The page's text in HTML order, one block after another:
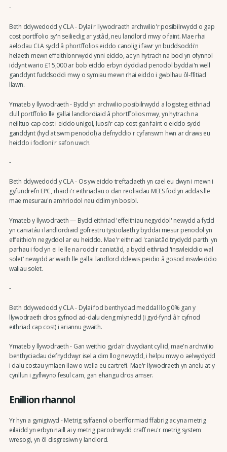
-
Beth ddywedodd y CLA - Dylai'r llywodraeth archwilio'r posibilrwydd o gap
cost portffolio sy'n seiliedig ar ystâd, neu landlord mwy o faint. Mae rhai
aelodau CLA sydd â phortffolios eiddo canolig i fawr yn buddsoddi'n
helaeth mewn effeithlonrwydd ynni eiddo, ac yn hytrach na bod yn ofynnol
iddynt wario £15,000 ar bob eiddo erbyn dyddiad penodol byddai'n well
ganddynt fuddsoddi mwy o symiau mewn rhai eiddo i gwblhau ôl-ffitiad
llawn.
Ymateb y llywodraeth - Bydd yn archwilio posibilrwydd a logisteg eithriad
dull portffolio lle gallai landlordiaid â phortffolios mwy, yn hytrach na
neilltuo cap cost i eiddo unigol, luosi'r cap cost gan faint o eiddo sydd
ganddynt (hyd at swm penodol) a defnyddio'r cyfanswm hwn ar draws eu
heiddo i fodloni'r safon uwch.
-
Beth ddywedodd y CLA - Os yw eiddo treftadaeth yn cael eu dwyn i mewn i
gyfundrefn EPC, rhaid i'r eithriadau o dan reoliadau MEES fod yn addas lle
mae mesurau'n amhriodol neu ddim yn bosibl.
Ymateb y llywodraeth — Bydd eithriad 'effeithiau negyddol' newydd a fydd
yn caniatáu i landlordiaid gofrestru tystiolaeth y byddai mesur penodol yn
effeithio'n negyddol ar eu heiddo. Mae'r eithriad 'caniatâd trydydd parth' yn
parhau i fod yn ei le lle na roddir caniatâd, a bydd eithriad 'inswleiddio wal
solet' newydd ar waith lle gallai landlord ddewis peidio â gosod inswleiddio
waliau solet.
-
Beth ddywedodd y CLA - Dylai fod benthyciad meddal llog 0% gan y
llywodraeth dros gyfnod ad-dalu deng mlynedd (i gyd-fynd â'r cyfnod
eithriad cap cost) i ariannu gwaith.
Ymateb y llywodraeth - Gan weithio gyda'r diwydiant cyllid, mae'n archwilio
benthyciadau defnyddwyr isel a dim llog newydd, i helpu mwy o aelwydydd
i dalu costau ymlaen llaw o wella eu cartrefi. Mae'r llywodraeth yn anelu at y
cynllun i gyflwyno fesul cam, gan ehangu dros amser.
Enillion rhannol
Yr hyn a gynigiwyd - Metrig sylfaenol o berfformiad ffabrig ac yna metrig
eilaidd yn erbyn naill ai y metrig parodrwydd craff neu'r metrig system
wresogi, yn ôl disgresiwn y landlord.